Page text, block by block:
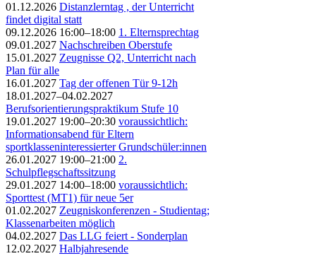
01.12.2026 Distanzlerntag , der Unterricht
findet digital statt
09.12.2026 16:00–18:00 1. Elternsprechtag
09.01.2027 Nachschreiben Oberstufe
15.01.2027 Zeugnisse Q2, Unterricht nach
Plan für alle
16.01.2027 Tag der offenen Tür 9-12h
18.01.2027–04.02.2027
Berufsorientierungspraktikum Stufe 10
19.01.2027 19:00–20:30 voraussichtlich:
Informationsabend für Eltern
sportklasseninteressierter Grundschüler:innen
26.01.2027 19:00–21:00 2.
Schulpflegschaftssitzung
29.01.2027 14:00–18:00 voraussichtlich:
Sporttest (MT1) für neue 5er
01.02.2027 Zeugniskonferenzen - Studientag;
Klassenarbeiten möglich
04.02.2027 Das LLG feiert - Sonderplan
12.02.2027 Halbjahresende